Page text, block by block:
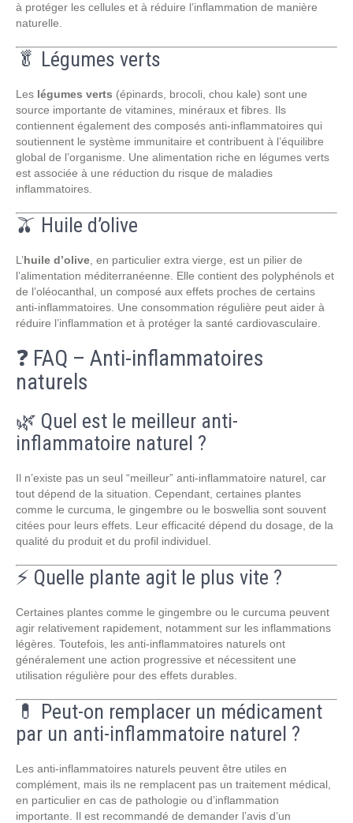
à protéger les cellules et à réduire l’inflammation de manière
naturelle.
🥬 Légumes verts
Les légumes verts (épinards, brocoli, chou kale) sont une
source importante de vitamines, minéraux et fibres. Ils
contiennent également des composés anti-inflammatoires qui
soutiennent le système immunitaire et contribuent à l’équilibre
global de l’organisme. Une alimentation riche en légumes verts
est associée à une réduction du risque de maladies
inflammatoires.
🫒 Huile d’olive
L’huile d’olive , en particulier extra vierge, est un pilier de
l’alimentation méditerranéenne. Elle contient des polyphénols et
de l’oléocanthal, un composé aux effets proches de certains
anti-inflammatoires. Une consommation régulière peut aider à
réduire l’inflammation et à protéger la santé cardiovasculaire.
❓ FAQ – Anti-inflammatoires
naturels
🌿 Quel est le meilleur anti-
inflammatoire naturel ?
Il n’existe pas un seul “meilleur” anti-inflammatoire naturel, car
tout dépend de la situation. Cependant, certaines plantes
comme le curcuma, le gingembre ou le boswellia sont souvent
citées pour leurs effets. Leur efficacité dépend du dosage, de la
qualité du produit et du profil individuel.
⚡ Quelle plante agit le plus vite ?
Certaines plantes comme le gingembre ou le curcuma peuvent
agir relativement rapidement, notamment sur les inflammations
légères. Toutefois, les anti-inflammatoires naturels ont
généralement une action progressive et nécessitent une
utilisation régulière pour des effets durables.
💊 Peut-on remplacer un médicament
par un anti-inflammatoire naturel ?
Les anti-inflammatoires naturels peuvent être utiles en
complément, mais ils ne remplacent pas un traitement médical,
en particulier en cas de pathologie ou d’inflammation
importante. Il est recommandé de demander l’avis d’un